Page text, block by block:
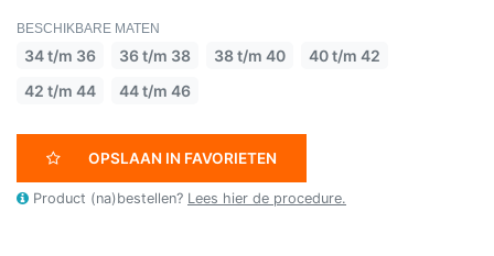
BESCHIKBARE MATEN
34 t/m 36 36 t/m 38 38 t/m 40
40 t/m 42
42 t/m 44
44 t/m 46
OPSLAAN IN FAVORIETEN
Product (na)bestellen? Lees hier de procedure.